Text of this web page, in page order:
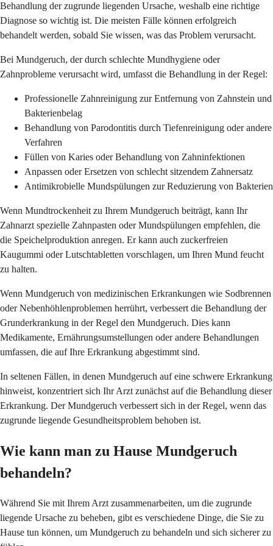
Behandlung der zugrunde liegenden Ursache, weshalb eine richtige
Diagnose so wichtig ist. Die meisten Fälle können erfolgreich
behandelt werden, sobald Sie wissen, was das Problem verursacht.
Bei Mundgeruch, der durch schlechte Mundhygiene oder
Zahnprobleme verursacht wird, umfasst die Behandlung in der Regel:
Professionelle Zahnreinigung zur Entfernung von Zahnstein und
Bakterienbelag
Behandlung von Parodontitis durch Tiefenreinigung oder andere
Verfahren
Füllen von Karies oder Behandlung von Zahninfektionen
Anpassen oder Ersetzen von schlecht sitzendem Zahnersatz
Antimikrobielle Mundspülungen zur Reduzierung von Bakterien
Wenn Mundtrockenheit zu Ihrem Mundgeruch beiträgt, kann Ihr
Zahnarzt spezielle Zahnpasten oder Mundspülungen empfehlen, die
die Speichelproduktion anregen. Er kann auch zuckerfreien
Kaugummi oder Lutschtabletten vorschlagen, um Ihren Mund feucht
zu halten.
Wenn Mundgeruch von medizinischen Erkrankungen wie Sodbrennen
oder Nebenhöhlenproblemen herrührt, verbessert die Behandlung der
Grunderkrankung in der Regel den Mundgeruch. Dies kann
Medikamente, Ernährungsumstellungen oder andere Behandlungen
umfassen, die auf Ihre Erkrankung abgestimmt sind.
In seltenen Fällen, in denen Mundgeruch auf eine schwere Erkrankung
hinweist, konzentriert sich Ihr Arzt zunächst auf die Behandlung dieser
Erkrankung. Der Mundgeruch verbessert sich in der Regel, wenn das
zugrunde liegende Gesundheitsproblem behoben ist.
Wie kann man zu Hause Mundgeruch
behandeln?
Während Sie mit Ihrem Arzt zusammenarbeiten, um die zugrunde
liegende Ursache zu beheben, gibt es verschiedene Dinge, die Sie zu
Hause tun können, um Mundgeruch zu behandeln und sich sicherer zu